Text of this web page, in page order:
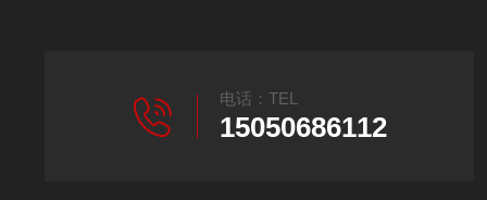
电话：TEL
15050686112